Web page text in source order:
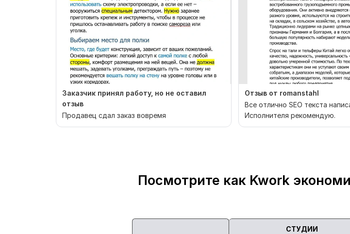
Заказчик принял работу, но не оставил
отзыв
Продавец сдал заказ вовремя
Отзыв от romanstahl
Все отлично SEO текста
Исполнителя рекомендую.
Посмотрите как Kwork
СТУДИИ